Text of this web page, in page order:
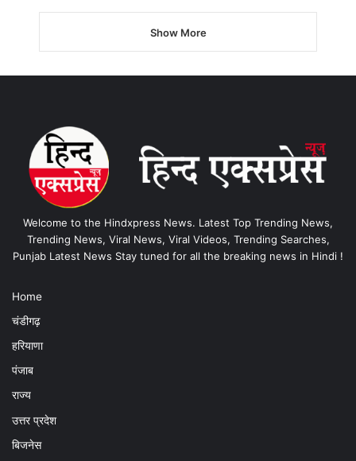
Show More
Welcome to the Hindxpress News. Latest Top Trending News,
Trending News, Viral News, Viral Videos, Trending Searches,
Punjab Latest News Stay tuned for all the breaking news in Hindi !
Home
चंडीगढ़
हरियाणा
पंजाब
राज्य
उत्तर प्रदेश
बिजनेस